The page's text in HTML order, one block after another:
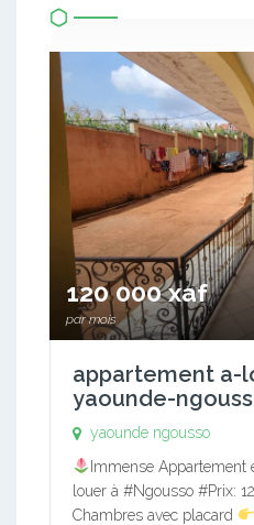
120 000 xaf
par mois
appartement a-
yaounde-
yaounde ngousso
Immense Appartement
louer à #Ngousso #Prix:
Chambres avec placard